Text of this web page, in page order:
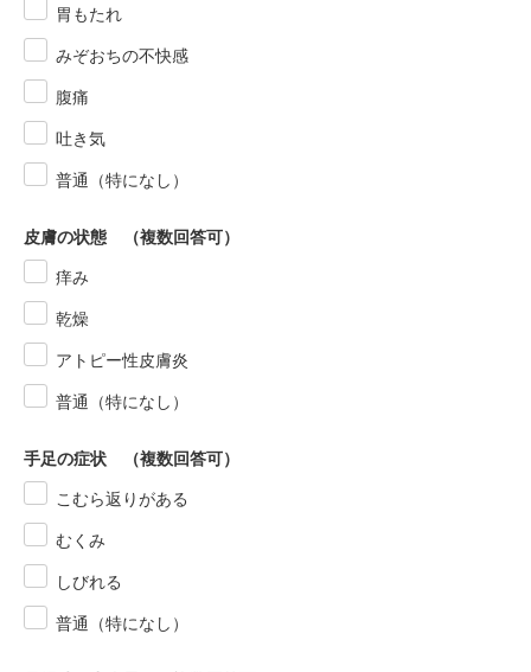
胃もたれ
みぞおちの不快感
腹痛
吐き気
普通（特になし）
皮膚の状態 （複数回答可）
痒み
乾燥
アトピー性皮膚炎
普通（特になし）
手足の症状 （複数回答可）
こむら返りがある
むくみ
しびれる
普通（特になし）